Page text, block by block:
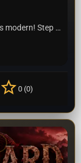
Welcome to Amethyst2 – where classic meets modern! Step into a world that perfectly blends the nostalgic…
0 (0)